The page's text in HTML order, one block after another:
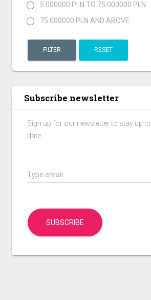
5.000000 PLN TO 75.000000 PLN
75.000000 PLN AND ABOVE
FILTER RESET
Subscribe newsletter
Sign up for our newsletter to stay up to
date.
Type email
SUBSCRIBE